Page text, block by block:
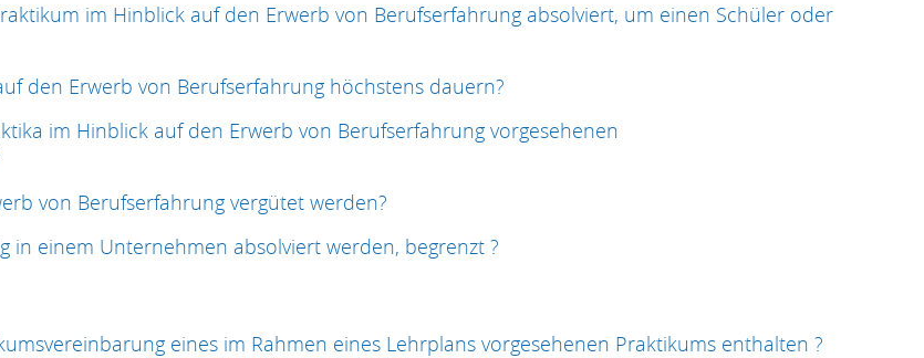
im Hinblick auf den Erwerb von Berufserfahrung absolviert, um einen Schüler oder
den Erwerb von Berufserfahrung höchstens dauern?
im Hinblick auf den Erwerb von Berufserfahrung vorgesehenen
von Berufserfahrung vergütet werden?
in einem Unternehmen absolviert werden, begrenzt ?
eines im Rahmen eines Lehrplans vorgesehenen Praktikums enthalten ?